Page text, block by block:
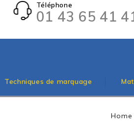
Téléphone
01 43 65 41
Techniques de marquage
Home